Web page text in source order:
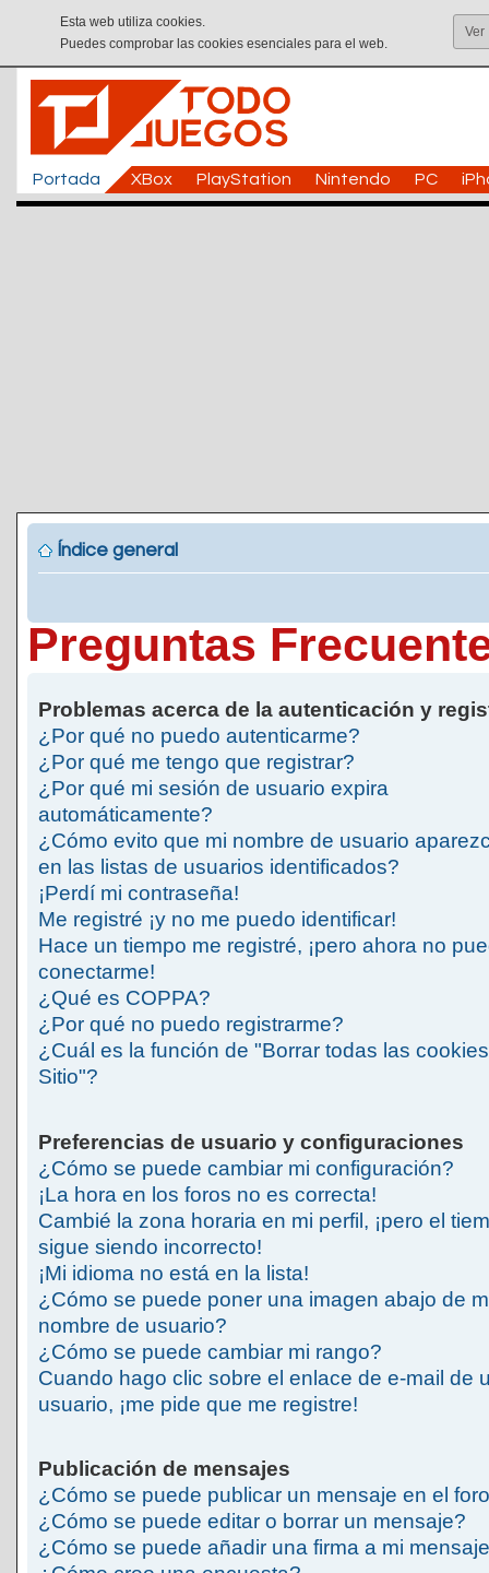
Esta web utiliza cookies.
Puedes comprobar las cookies esenciales para el web.
Ver
Portada XBox PlayStation Nintendo PC
Índice general
Preguntas
Problemas acerca de la autenticación y
¿Por qué no puedo autenticarme?
¿Por qué me tengo que registrar?
¿Por qué mi sesión de usuario expira
automáticamente?
¿Cómo evito que mi nombre de usuario
en las listas de usuarios identificados?
¡Perdí mi contraseña!
Me registré ¡y no me puedo identificar!
Hace un tiempo me registré, ¡pero ahora no
conectarme!
¿Qué es COPPA?
¿Por qué no puedo registrarme?
¿Cuál es la función de "Borrar todas las
Sitio"?
Preferencias de usuario y configuraciones
¿Cómo se puede cambiar mi configuración?
¡La hora en los foros no es correcta!
Cambié la zona horaria en mi perfil, ¡pero el
sigue siendo incorrecto!
¡Mi idioma no está en la lista!
¿Cómo se puede poner una imagen abajo de
nombre de usuario?
¿Cómo se puede cambiar mi rango?
Cuando hago clic sobre el enlace de e-mail de
usuario, ¡me pide que me registre!
Publicación de mensajes
¿Cómo se puede publicar un mensaje en el
¿Cómo se puede editar o borrar un mensaje?
¿Cómo se puede añadir una firma a mi